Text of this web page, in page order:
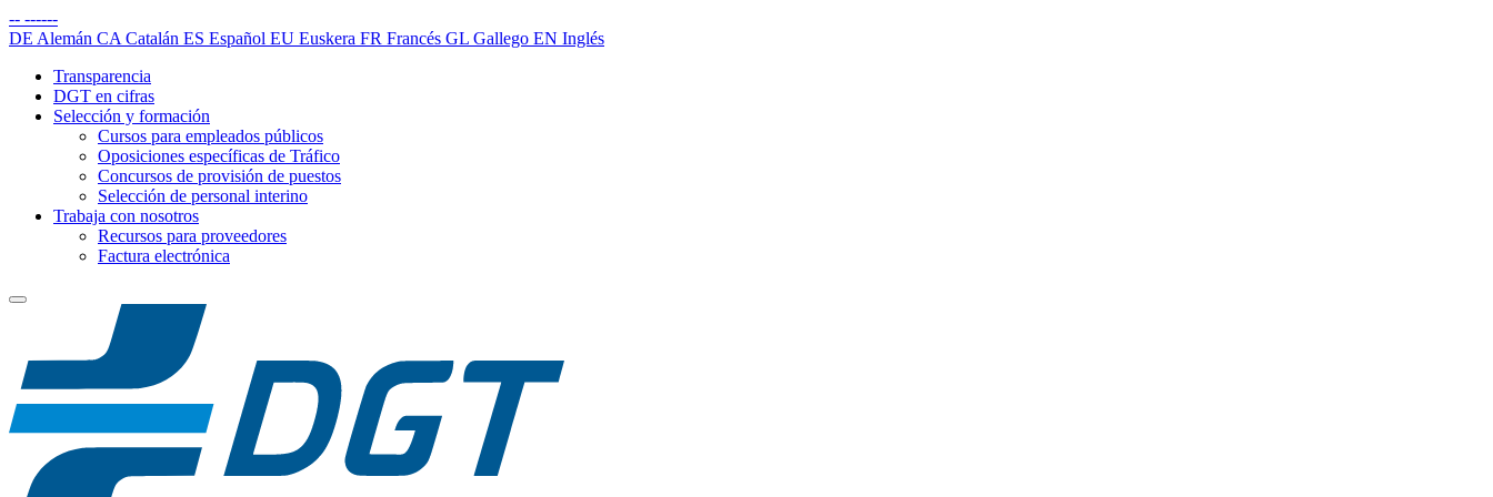
-- ------
DE Alemán CA Catalán ES Español EU Euskera FR Francés GL Gallego EN Inglés
Transparencia
DGT en cifras
Selección y formación
Cursos para empleados públicos
Oposiciones específicas de Tráfico
Concursos de provisión de puestos
Selección de personal interino
Trabaja con nosotros
Recursos para proveedores
Factura electrónica